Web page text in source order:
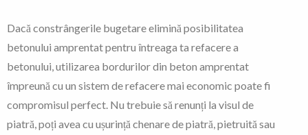
Dacă constrângerile bugetare elimină posibilitatea
betonului amprentat pentru întreaga ta refacere a
betonului, utilizarea bordurilor din beton amprentat
împreună cu un sistem de refacere mai economic poate fi
compromisul perfect. Nu trebuie să renunți la visul de
piatră, poți avea cu ușurință chenare de piatră, pietruită sau